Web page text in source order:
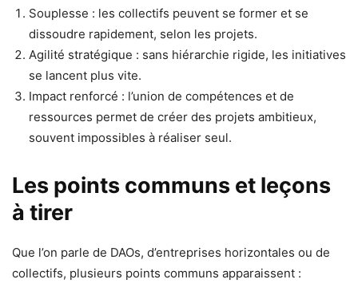
Souplesse : les collectifs peuvent se former et se
dissoudre rapidement, selon les projets.
Agilité stratégique : sans hiérarchie rigide, les initiatives
se lancent plus vite.
Impact renforcé : l’union de compétences et de
ressources permet de créer des projets ambitieux,
souvent impossibles à réaliser seul.
Les points communs et leçons
à tirer
Que l’on parle de DAOs, d’entreprises horizontales ou de
collectifs, plusieurs points communs apparaissent :